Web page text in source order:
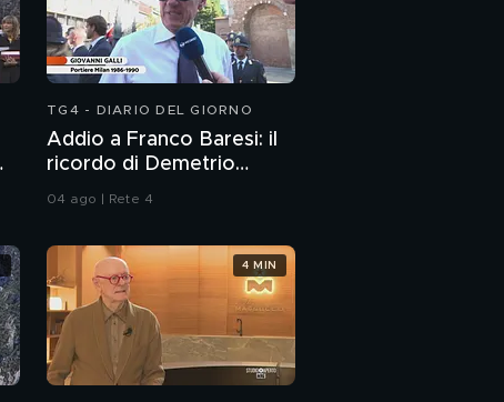
TG4 - DIARIO DEL GIORNO
Addio a Franco Baresi: il
ricordo di Demetrio
Albertini, Clarence
04 ago | Rete 4
4 MIN